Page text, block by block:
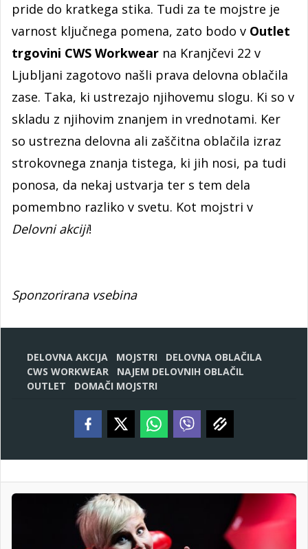
pride do kratkega stika. Tudi za te mojstre je
varnost ključnega pomena, zato bodo v Outlet
trgovini CWS Workwear na Kranjčevi 22 v
Ljubljani zagotovo našli prava delovna oblačila
zase. Taka, ki ustrezajo njihovemu slogu. Ki so v
skladu z njihovim znanjem in vrednotami. Ker
so ustrezna delovna ali zaščitna oblačila izraz
strokovnega znanja tistega, ki jih nosi, pa tudi
ponosa, da nekaj ustvarja ter s tem dela
pomembno razliko v svetu. Kot mojstri v
Delovni akciji!
Sponzorirana vsebina
DELOVNA AKCIJA MOJSTRI
DELOVNA OBLAČILA
CWS WORKWEAR
NAJEM DELOVNIH OBLAČIL
OUTLET
DOMAČI MOJSTRI